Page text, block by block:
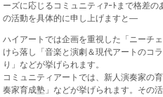
ーズに応じるコミュニティｱｰﾄまで格差
の活動を具体的に申し上げますと―
ハイアートでは企画を重視した「ニーチ
けら落し「音楽と演劇＆現代アートのコ
り」などが挙げられます。
コミュニティアートでは、新人演奏家の
奏家育成塾」などが挙げられます。その